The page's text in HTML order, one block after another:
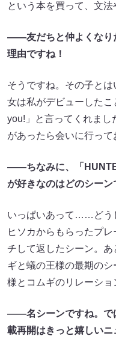
という本を買って、文法
――友だちと仲よくなり
理由ですね！
そうですね。その子と
女は私がデビューしたこ
you!」と言ってくれまし
があったら会いに行って
――ちなみに、「
が好きなのはどのシーン
いっぱいあって……どう
ヒソカからもらったプ
チして返したシーン。
ギと蟻の王様の最期の
様とコムギのリレーショ
――名シーンですね。で
載再開はきっと嬉しいニ